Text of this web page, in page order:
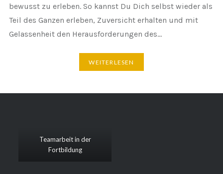
bewusst zu erleben. So kannst Du Dich selbst wieder als
Teil des Ganzen erleben, Zuversicht erhalten und mit
Gelassenheit den Herausforderungen des…
WEITERLESEN
Teamarbeit in der
Fortbildung